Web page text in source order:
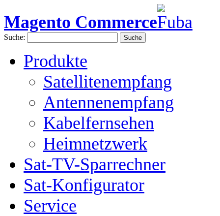
Magento Commerce
Suche: Suche
Produkte
Satellitenempfang
Antennenempfang
Kabelfernsehen
Heimnetzwerk
Sat-TV-Sparrechner
Sat-Konfigurator
Service